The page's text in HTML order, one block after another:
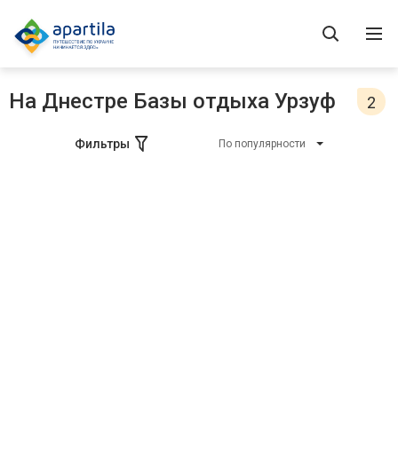
На Днестре Базы отдыха Урзуф 2
Фильтры По популярности